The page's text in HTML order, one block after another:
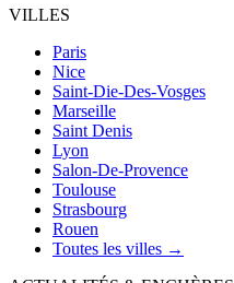
VILLES
Paris
Nice
Saint-Die-Des-Vosges
Marseille
Saint Denis
Lyon
Salon-De-Provence
Toulouse
Strasbourg
Rouen
Toutes les villes →